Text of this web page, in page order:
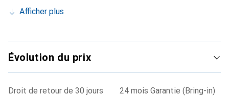
Afficher plus
Évolution du prix
Droit de retour de 30 jours
24 mois Garantie (Bring-in)